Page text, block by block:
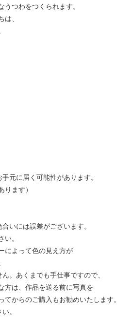
つわをつくられます。
、
元に届く可能性があります。
ります）
いには誤差がございます。
。
によって色の見え方が
。あくまでも手仕事ですので、
方は、作品を送る前に写真を
からのご購入もお勧めいたします。
。